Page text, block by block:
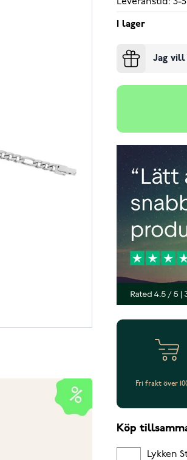
I lager
Jag
Fri frakt över
Köp
Lykken